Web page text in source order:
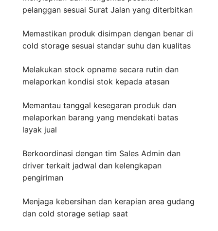
pelanggan sesuai Surat Jalan yang diterbitkan
Memastikan produk disimpan dengan benar di
cold storage sesuai standar suhu dan kualitas
Melakukan stock opname secara rutin dan
melaporkan kondisi stok kepada atasan
Memantau tanggal kesegaran produk dan
melaporkan barang yang mendekati batas
layak jual
Berkoordinasi dengan tim Sales Admin dan
driver terkait jadwal dan kelengkapan
pengiriman
Menjaga kebersihan dan kerapian area gudang
dan cold storage setiap saat